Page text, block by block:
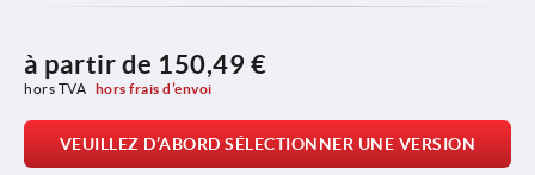
à partir de 150,49 €
hors TVA hors frais d’envoi
VEUILLEZ D’ABORD SÉLECTIONNER UNE VERSION